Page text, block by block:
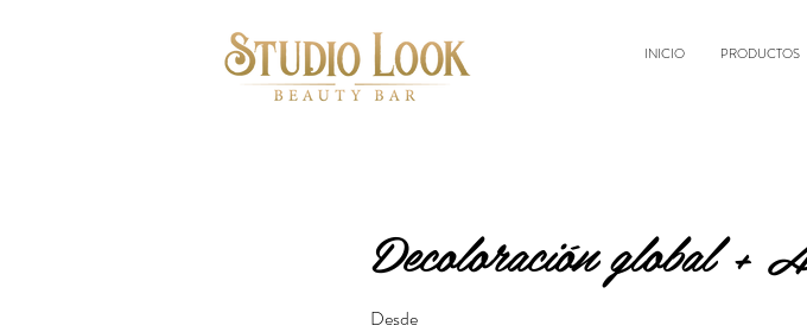
INICIO PRODUCTOS
Decoloración global +
Desde